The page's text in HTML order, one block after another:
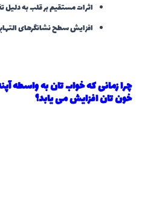
اثرات مستقیم بر قلب به دلیل
افزایش سطح نشانگرهای
چرا زمانی که خواب تان به واسطه
خون تان افزایش می یابد؟